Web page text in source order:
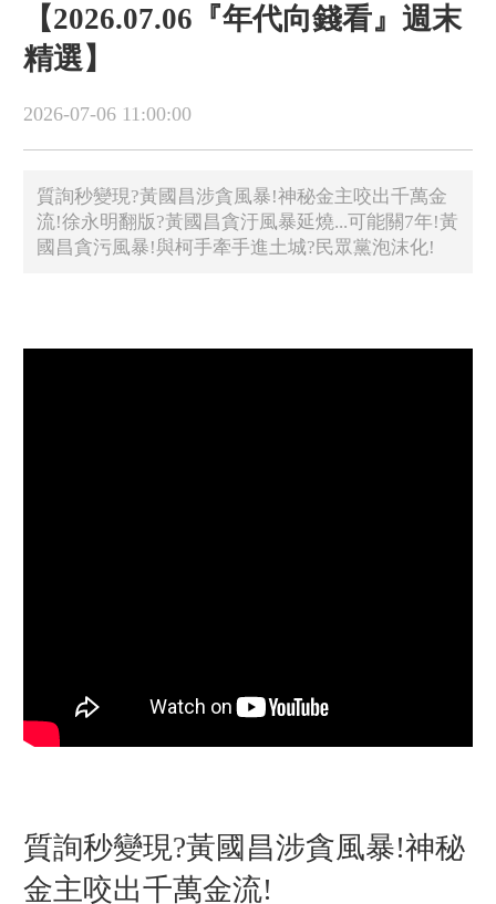
【2026.07.06『年代向錢看』週末
精選】
2026-07-06 11:00:00
質詢秒變現?黃國昌涉貪風暴!神秘金主咬出千萬金
流!徐永明翻版?黃國昌貪汙風暴延燒...可能關7年!黃
國昌貪污風暴!與柯手牽手進土城?民眾黨泡沫化!
質詢秒變現?黃國昌涉貪風暴!神秘
金主咬出千萬金流!